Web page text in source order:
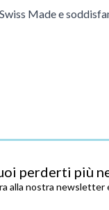
Made e
perderti più
alla nostra newsletter